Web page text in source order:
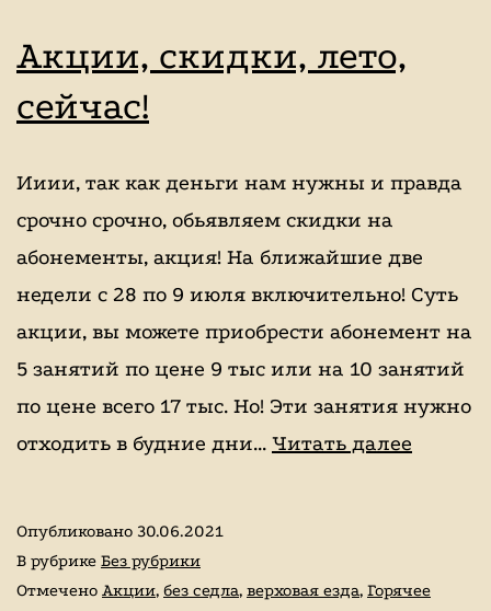
на
лошадях,
верховой
езды,
конный
спорт,
уроки
верховой
езды,
индивидуальные
верховой
ездой,
иппотерапия,
Акции, скидки, лето,
сейчас!
Ииии, так как деньги нам нужны и правда
срочно срочно, обьявляем скидки на
абонементы, акция! На ближайшие две
недели с 28 по 9 июля включительно! Суть
акции, вы можете приобрести абонемент на
5 занятий по цене 9 тыс или на 10 занятий
по цене всего 17 тыс. Но! Эти занятия нужно
отходить в будние дни… Читать далее
Опубликовано 30.06.2021
В рубрике Без рубрики
Отмечено Акции, без седла, верховая езда, Горячее